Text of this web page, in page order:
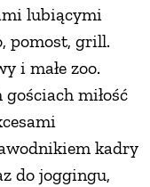
lubiącymi
pomost, grill.
i małe zoo.
miłość
kadry
do joggingu,